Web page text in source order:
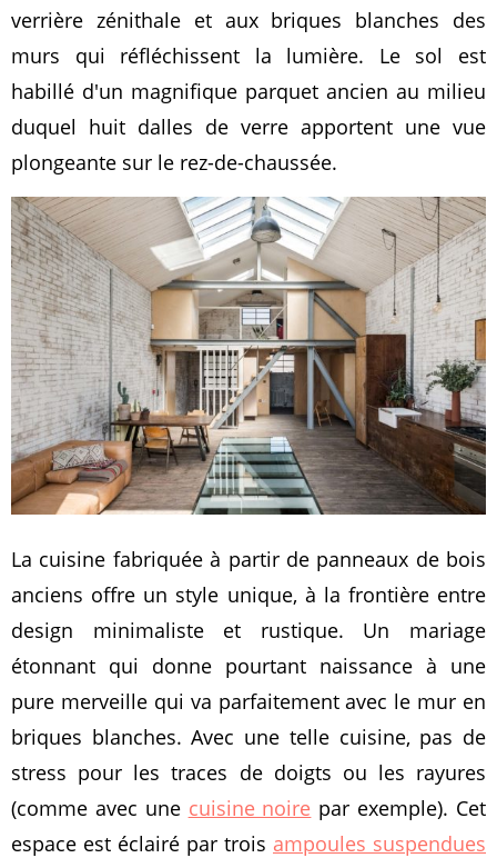
verrière zénithale et aux briques blanches des
murs qui réfléchissent la lumière. Le sol est
habillé d'un magnifique parquet ancien au milieu
duquel huit dalles de verre apportent une vue
plongeante sur le rez-de-chaussée.
La cuisine fabriquée à partir de panneaux de bois
anciens offre un style unique, à la frontière entre
design minimaliste et rustique. Un mariage
étonnant qui donne pourtant naissance à une
pure merveille qui va parfaitement avec le mur en
briques blanches. Avec une telle cuisine, pas de
stress pour les traces de doigts ou les rayures
(comme avec une cuisine noire par exemple). Cet
espace est éclairé par trois ampoules suspendues